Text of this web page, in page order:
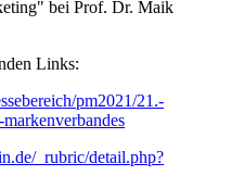
bei Prof. Dr. Maik
Links:
pm2021/21.-
_rubric/detail.php?